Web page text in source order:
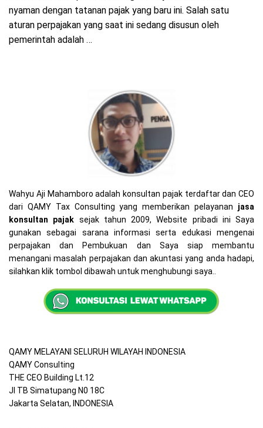
nyaman dengan tatanan pajak yang baru ini. Salah satu
aturan perpajakan yang saat ini sedang disusun oleh
pemerintah adalah …
Wahyu Aji Mahamboro adalah konsultan pajak terdaftar dan CEO
dari QAMY Tax Consulting yang memberikan pelayanan jasa
konsultan pajak sejak tahun 2009, Website pribadi ini Saya
gunakan sebagai sarana informasi serta edukasi mengenai
perpajakan dan Pembukuan dan Saya siap membantu
menangani masalah perpajakan dan akuntasi yang anda hadapi,
silahkan klik tombol dibawah untuk menghubungi saya..
QAMY MELAYANI SELURUH WILAYAH INDONESIA
QAMY Consulting
THE CEO Building Lt.12
Jl TB Simatupang N0 18C
Jakarta Selatan, INDONESIA